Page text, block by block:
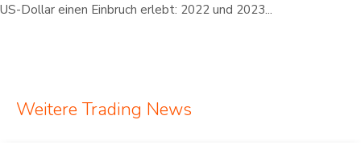
US-Dollar einen Einbruch erlebt: 2022 und 2023...
Weitere Trading News